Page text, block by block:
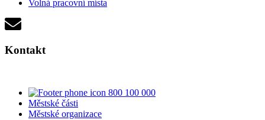
Volná pracovní místa
Kontakt
800 100 000
Městské části
Městské organizace